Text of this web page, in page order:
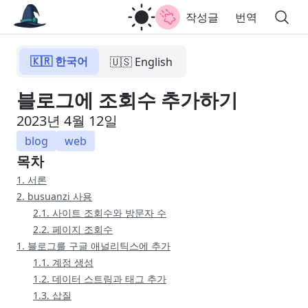
작성글 번역
🇰🇷 한국어 🇺🇸 English
블로그에 조회수 추가하기
2023년 4월 12일
blog web
목차
1. 서론
2. busuanzi 사용
2.1. 사이트 조회수와 방문자 수
2.2. 페이지 조회수
1. 블로그를 구글 애널리틱스에 추가
1.1. 계정 생성
1.2. 데이터 스트림과 태그 추가
1.3. 삽질